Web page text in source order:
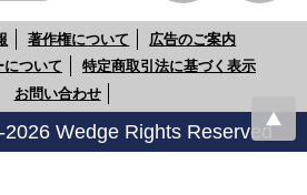
著作権について
広告のご案内
について
特定商取引法に基づく表示
お問い合わせ
Wedge Rights Reserved